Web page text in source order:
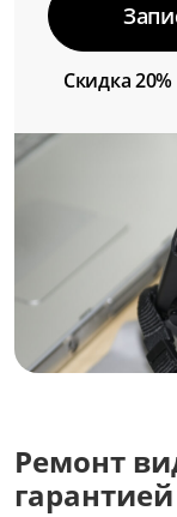
Скидка 20%
Ремонт
гарантией